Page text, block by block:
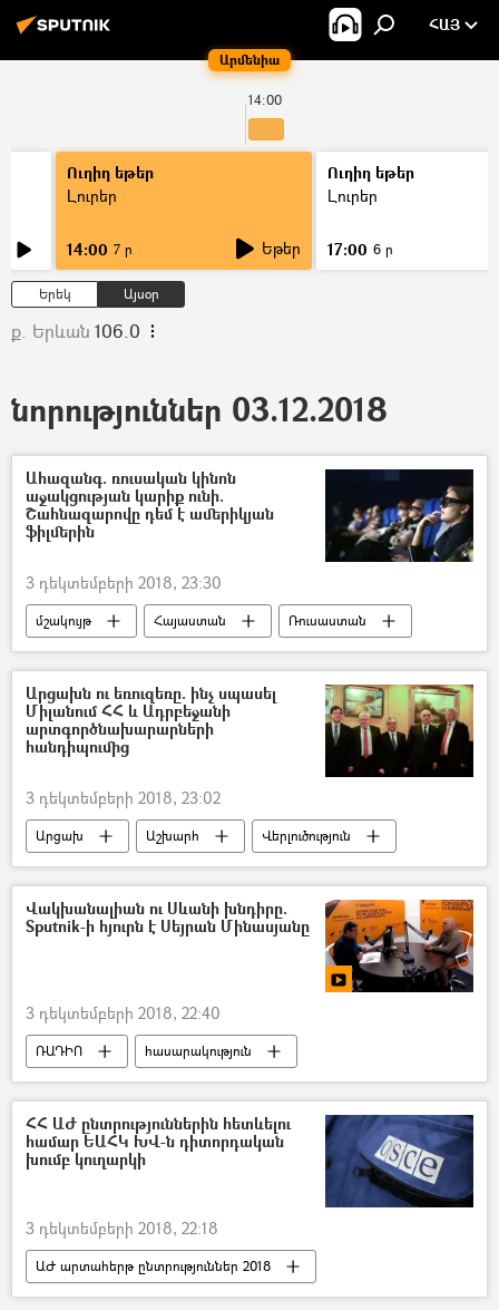
Արմենիա
ՀԱՅ
14:00
Ուղիղ եթեր
Լուրեր
14:00 7 ր Եթեր
Ուղիղ եթեր
Լուրեր
17:00 6 ր
Երեկ Այսօր
ք. Երևան 106.0
նորություններ 03.12.2018
Ահազանգ. ռուսական կինոն
աջակցության կարիք ունի.
Շահնազարովը դեմ է ամերիկյան
ֆիլմերին
3 դեկտեմբերի 2018, 23:30
մշակույթ Հայաստան
Ռուսաստան
Աշխարհ
Արցախն ու եռուզեռը. ինչ սպասել
Միլանում ՀՀ և Ադրբեջանի
արտգործնախարարների
հանդիպումից
3 դեկտեմբերի 2018, 23:02
Արցախ Աշխարհ
Վերլուծություն
Հայաստան
Ադրբեջան
Վակխանալիան ու Սևանի խնդիրը.
Sputnik-ի հյուրն է Սեյրան Մինասյանը
3 դեկտեմբերի 2018, 22:40
ՌԱԴԻՈ
հասարակություն
Հայաստան
ՀՀ ԱԺ ընտրություններին հետևելու
համար ԵԱՀԿ ԽՎ-ն դիտորդական
խումբ կուղարկի
3 դեկտեմբերի 2018, 22:18
ԱԺ արտահերթ ընտրություններ 2018
Քաղաքականություն
Հայաստան